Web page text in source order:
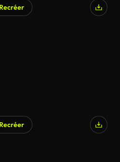
Recréer
Recréer